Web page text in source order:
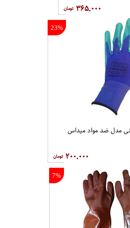
۳۶۵,۰۰۰
23%
مدل ضد مواد میداس
۲۰۰,۰۰۰
7%